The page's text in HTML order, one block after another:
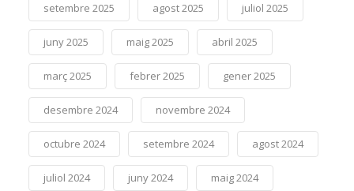
setembre 2025 agost 2025 juliol 2025
juny 2025 maig 2025 abril 2025
març 2025 febrer 2025 gener 2025
desembre 2024 novembre 2024
octubre 2024 setembre 2024 agost 2024
juliol 2024 juny 2024 maig 2024